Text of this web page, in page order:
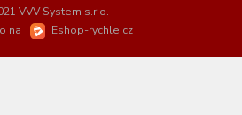
VVV System s.r.o.
na
Eshop-rychle.cz